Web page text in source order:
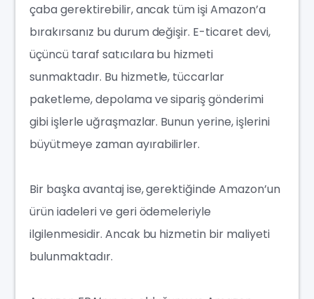
çaba gerektirebilir, ancak tüm işi Amazon’a
bırakırsanız bu durum değişir. E-ticaret devi,
üçüncü taraf satıcılara bu hizmeti
sunmaktadır. Bu hizmetle, tüccarlar
paketleme, depolama ve sipariş gönderimi
gibi işlerle uğraşmazlar. Bunun yerine, işlerini
büyütmeye zaman ayırabilirler.
Bir başka avantaj ise, gerektiğinde Amazon’un
ürün iadeleri ve geri ödemeleriyle
ilgilenmesidir. Ancak bu hizmetin bir maliyeti
bulunmaktadır.